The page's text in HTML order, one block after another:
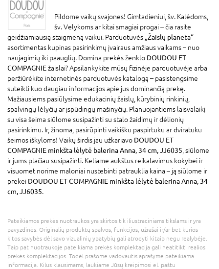
Pildome vaikų svajones! Gimtadieniui, šv. Kalėdoms,
šv. Velykoms ar kitai smagiai progai – čia rasite
geidžiamiausią staigmeną vaikui. Parduotuvės „Žaislų planeta“
asortimentas kupinas pasirinkimų įvairaus amžiaus vaikams – nuo
naujagimių iki paauglių. Domina prekės ženklo DOUDOU ET
COMPAGNIEžaislai? Apsilankykite mūsų fizinėje parduotuvėje arba
peržiūrėkite internetinės parduotuvės katalogą – pasistengsime
suteikti kuo daugiau informacijos apie jus dominančią prekę.
Mažiausiems pasiūlysime edukacinių žaislų, kūrybinių rinkinių,
spalvingų lėlyčių ar įspūdingų mašinyčių. Planuojantiems laisvalaikį
su visa šeima siūlome susipažinti su stalo žaidimų ir dėlionių
pasirinkimu. Ir, žinoma, pasirūpinti vaikišku paspirtuku ar dviratuku
šeimos iškyloms! Vaikų širdis jau užkariavo DOUDOU ET
COMPAGNIE minkšta lėlytė balerina Anna, 34 cm, JJ6035 , siūlome
ir jums plačiau susipažinti. Keliame aukštus reikalavimus kokybei ir
visuomet norime maloniai nustebinti patrauklia kaina – ją siūlome ir
prekei DOUDOU ET COMPAGNIE minkšta lėlytė balerina Anna, 34
cm, JJ6035.
Pateikiamos prekės nuotraukos yra skirtos tik iliustraciniams tikslams ir yra
pavyzdinės. Originalių produktų spalvos, funkcijos, užrašai ir/ar bet kurios
kitos savybės dėl savo vizualinių ypatybių gali atrodyti kitaip negu realybėje.
Taip pat nuotraukoje pateikiama prekės komplektacija gali neatitikti realios
prekės komplektacijos. Todėl prašome vadovautis aprašyme pateikiama
informacija. Kilus klausimams, laukiame Jūsų kreipimosi el. paštu